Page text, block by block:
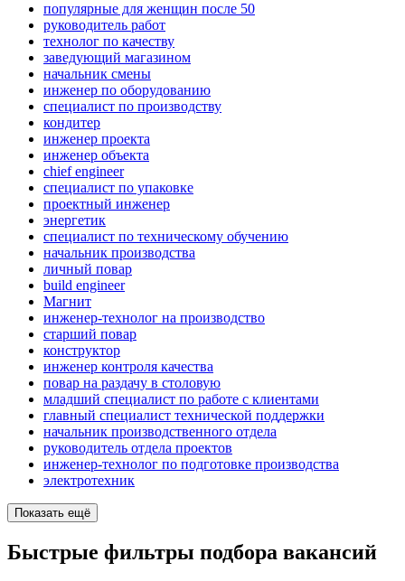
популярные для женщин после 50
руководитель работ
технолог по качеству
заведующий магазином
начальник смены
инженер по оборудованию
специалист по производству
кондитер
инженер проекта
инженер объекта
chief engineer
специалист по упаковке
проектный инженер
энергетик
специалист по техническому обучению
начальник производства
личный повар
build engineer
Магнит
инженер-технолог на производство
старший повар
конструктор
инженер контроля качества
повар на раздачу в столовую
младший специалист по работе с клиентами
главный специалист технической поддержки
начальник производственного отдела
руководитель отдела проектов
инженер-технолог по подготовке производства
электротехник
Показать ещё
Быстрые фильтры подбора вакансий